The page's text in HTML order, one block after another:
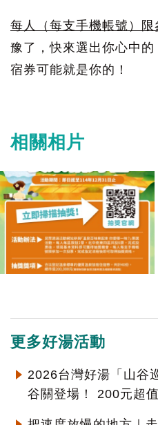
每人（每支手機帳號）
豫了，快來選出你心中
宿券可能就是你的！
相關相片
更多好湯活動
2026台灣好湯「山谷
谷關登場！ 200元超